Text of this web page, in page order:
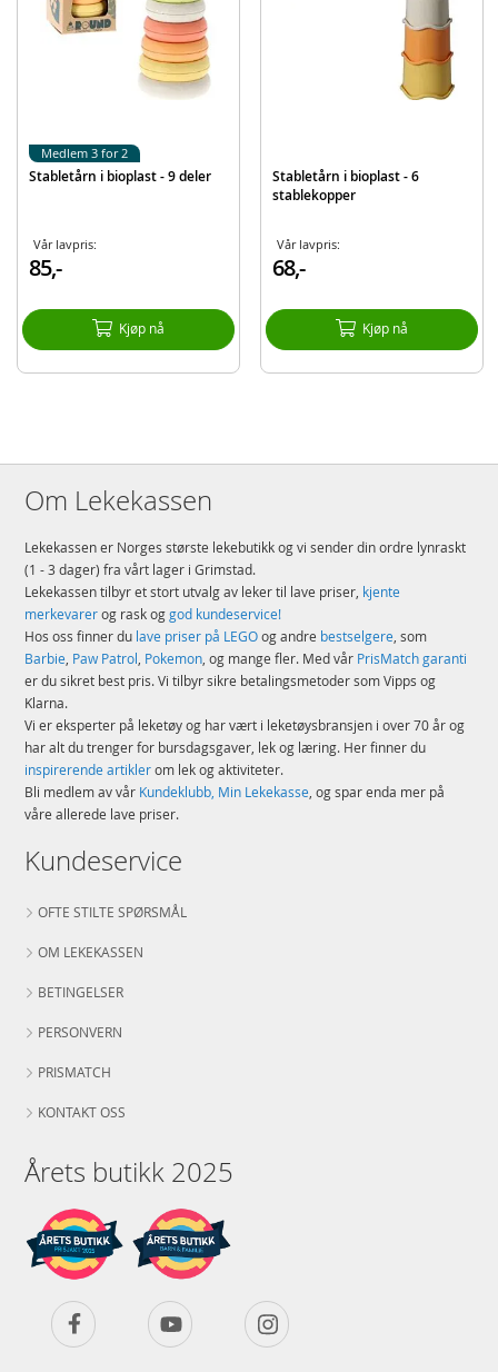
Stabletårn i bioplast - 9 deler
Vår lavpris:
85,-
Kjøp nå
Medlem 3 for 2
Stabletårn i bioplast - 6
stablekopper
Vår lavpris:
68,-
Kjøp nå
Om Lekekassen
Lekekassen er Norges største lekebutikk og vi sender din ordre lynraskt
(1 - 3 dager) fra vårt lager i Grimstad.
Lekekassen tilbyr et stort utvalg av leker til lave priser, kjente
merkevarerog rask oggod kundeservice!
Hos oss finner du lave priser på LEGOog andre bestselgere, som
Barbie, Paw Patrol, Pokemon, og mange fler. Med vår PrisMatch garanti
er du sikret best pris. Vi tilbyr sikre betalingsmetoder som Vipps og
Klarna.
Vi er eksperter på leketøy og har vært i leketøysbransjen i over 70 år og
har alt du trenger for bursdagsgaver, lek og læring. Her finner du
inspirerende artiklerom lek og aktiviteter.
Bli medlem av vår Kundeklubb, Min Lekekasse, og spar enda mer på
våre allerede lave priser.
Kundeservice
OFTE STILTE SPØRSMÅL
OM LEKEKASSEN
BETINGELSER
PERSONVERN
PRISMATCH
KONTAKT OSS
Årets butikk 2025